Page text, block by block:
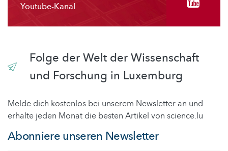
Youtube-Kanal
Folge der Welt der Wissenschaft
und Forschung in Luxemburg
Melde dich kostenlos bei unserem Newsletter an und
erhalte jeden Monat die besten Artikel von science.lu
Abonniere unseren Newsletter